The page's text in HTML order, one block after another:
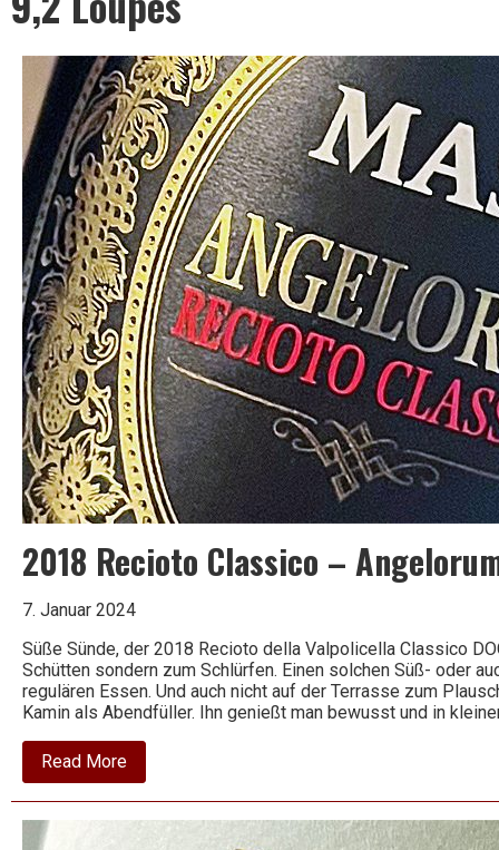
ist
zu
kurz
für
schlechten
Wein
2018 Recioto Classico –
7. Januar 2024
Süße Sünde, der 2018 Recioto della Valpolicella Classico
Schütten sondern zum Schlürfen. Einen solchen Süß- oder
regulären Essen. Und auch nicht auf der Terrasse zum
Kamin als Abendfüller. Ihn genießt man bewusst und in
Read Moreabout
2018
Recioto